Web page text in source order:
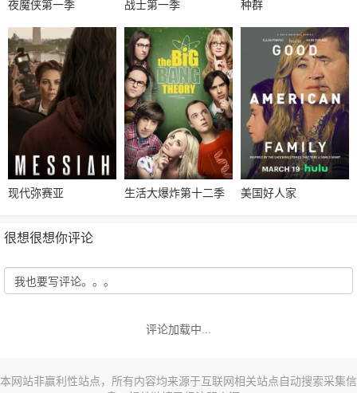
夜魔侠第一季 战士第一季 种群
现代弥赛亚 生活大爆炸第十二季 美国好人家
很想很想你评论
评论加载中...
本网站非赢利性站点，所有内容均来源于互联网相关站点自动搜索采集信